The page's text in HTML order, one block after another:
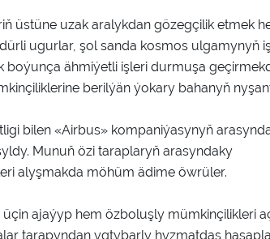
üstüne uzak aralykdan gözegçilik etmek
ugurlar, şol sanda kosmos ulgamynyň
ähmiýetli işleri durmuşa
berilýän ýokary bahanyň
bilen «Airbus» kompaniýasynyň
Munuň özi taraplaryň arasyndaky
alyşmakda möhüm ädime öwrüler.
ajaýyp hem özboluşly mümkinçilikleri
tarapyndan ygtybarly hyzmatdaş